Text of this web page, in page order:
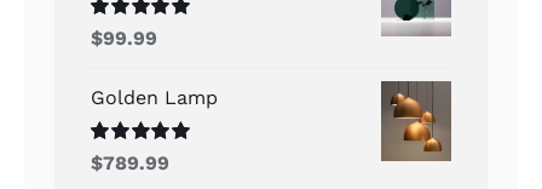
Rated5.00
out of 5
$99.99
Golden Lamp
Rated5.00
out of 5
$789.99